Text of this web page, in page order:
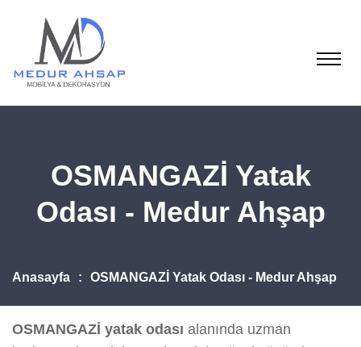
OSMANGAZİ Yatak
Odası - Medur Ahşap
Anasayfa OSMANGAZİ Yatak Odası - Medur Ahşap
OSMANGAZİ yatak odası alanında uzman